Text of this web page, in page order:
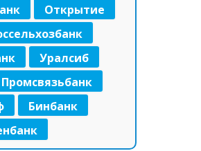
Открытие
Уралсиб
Промсвязьбанк
Бинбанк